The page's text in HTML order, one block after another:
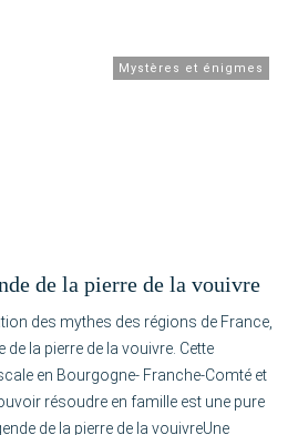
Mystères et énigmes
de la pierre de la vouivre
des mythes des régions de France,
de la pierre de la vouivre. Cette
en Bourgogne- Franche-Comté et
résoudre en famille est une pure
de la pierre de la vouivreUne